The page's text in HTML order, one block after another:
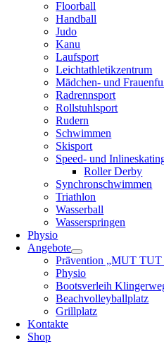
Floorball
Handball
Judo
Kanu
Laufsport
Leichtathletikzentrum
Mädchen- und
Radrennsport
Rollstuhlsport
Rudern
Schwimmen
Skisport
Speed- und
Roller Derby
Synchronschwimmen
Triathlon
Wasserball
Wasserspringen
Physio
Angebote
Prävention „MUT
Physio
Bootsverleih
Beachvolleyballplatz
Grillplatz
Kontakte
Shop